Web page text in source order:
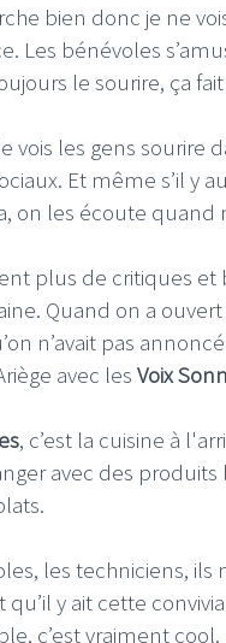
bien donc je ne
Les bénévoles
le sourire, ça
vois les gens
Et même s’il
on les écoute quand
plus de critiques
Quand on a
n’avait pas
avec les Voix
, c’est la cuisine à
avec des
les techniciens,
y ait cette
c’est vraiment
GROS RIFFIFI
GROS RIFFIFI –
Riffifi